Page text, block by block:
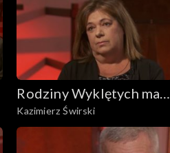
Rodziny Wyklętych mają
głos
Kazimierz Świrski